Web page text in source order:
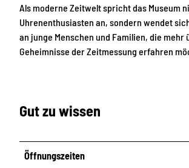
Als moderne Zeitwelt spricht das Museum
Uhrenenthusiasten an, sondern wendet
an junge Menschen und Familien, die mehr
Geheimnisse der Zeitmessung erfahren
Gut zu wissen
Öffnungszeiten